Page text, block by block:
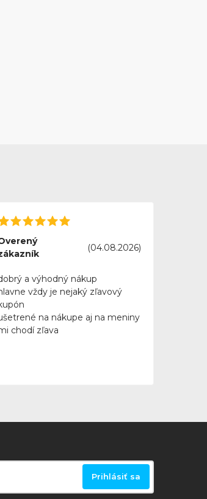
(04.08.2026)
a výhodný nákup
vždy je nejaký zľavový
na nákupe aj na meniny
chodí zľava
Prihlásiť sa